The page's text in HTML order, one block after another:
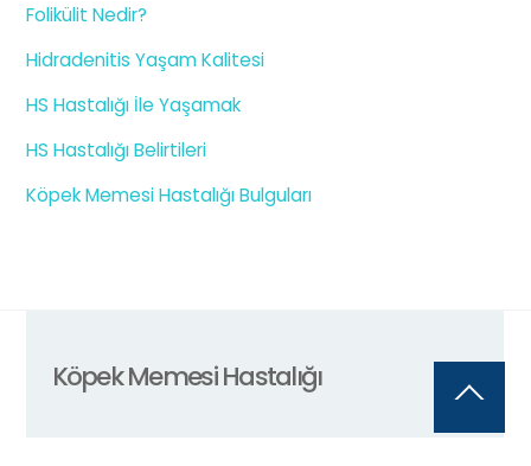
Folikülit Nedir?
Hidradenitis Yaşam Kalitesi
HS Hastalığı İle Yaşamak
HS Hastalığı Belirtileri
Köpek Memesi Hastalığı Bulguları
Back
Top
Köpek Memesi Hastalığı